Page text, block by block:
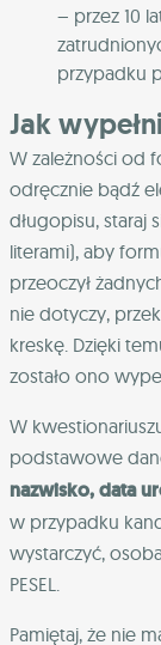
– przez 10
przypadku
Jak
W zależności od
odręcznie bądź
długopisu, staraj
literami), aby
przeoczył
nie dotyczy,
kreskę. Dzięki
zostało ono
W
podstawowe
nazwisko, data
w przypadku
wystarczyć,
PESEL.
Pamiętaj, że nie